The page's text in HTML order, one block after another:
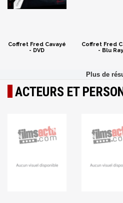
Coffret Fred Cavayé
- DVD
Coffret Fred
- Blu Ray
ACTEURS ET